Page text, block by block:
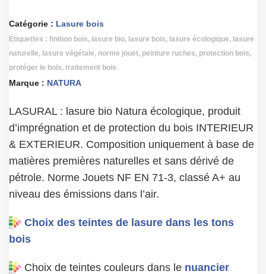
Catégorie : Lasure bois
Étiquettes : finition bois, lasure bio, lasure bois, lasure écologique, lasure
naturelle, lasure végétale, norme jouet, peinture ruches, protection bois,
protéger le bois, traitement bois
Marque : NATURA
LASURAL : lasure bio Natura écologique, produit
d’imprégnation et de protection du bois INTERIEUR
& EXTERIEUR. Composition uniquement à base de
matières premières naturelles et sans dérivé de
pétrole. Norme Jouets NF EN 71-3, classé A+ au
niveau des émissions dans l’air.
Choix des teintes de lasure dans les tons
bois
Choix de teintes couleurs dans le nuancier